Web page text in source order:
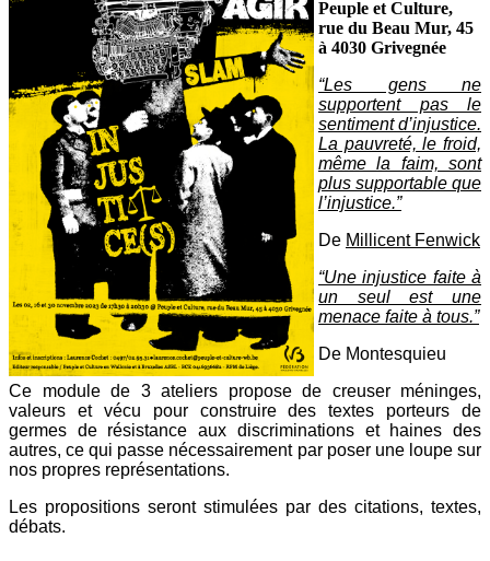
Peuple et Culture,
rue du Beau Mur, 45
à 4030 Grivegnée
“Les gens ne
supportent pas le
sentiment d’injustice.
La pauvreté, le froid,
même la faim, sont
plus supportable que
l’injustice.”
De Millicent Fenwick
“Une injustice faite à
un seul est une
menace faite à tous.”
De Montesquieu
Ce module de 3 ateliers propose de creuser méninges,
valeurs et vécu pour construire des textes porteurs de
germes de résistance aux discriminations et haines des
autres, ce qui passe nécessairement par poser une loupe sur
nos propres représentations.
Les propositions seront stimulées par des citations, textes,
débats.